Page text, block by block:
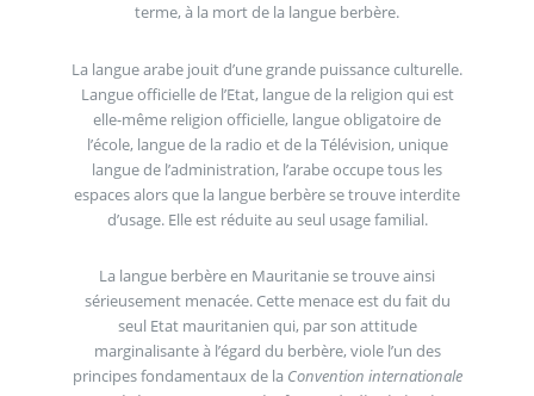
terme, à la mort de la langue berbère.
La langue arabe jouit d’une grande puissance culturelle.
Langue officielle de l’Etat, langue de la religion qui est
elle-même religion officielle, langue obligatoire de
l’école, langue de la radio et de la Télévision, unique
langue de l’administration, l’arabe occupe tous les
espaces alors que la langue berbère se trouve interdite
d’usage. Elle est réduite au seul usage familial.
La langue berbère en Mauritanie se trouve ainsi
sérieusement menacée. Cette menace est du fait du
seul Etat mauritanien qui, par son attitude
marginalisante à l’égard du berbère, viole l’un des
principes fondamentaux de la Convention internationale